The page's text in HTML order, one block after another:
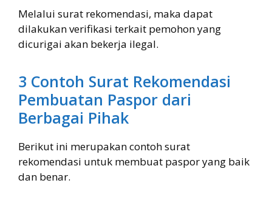
Melalui surat rekomendasi, maka dapat
dilakukan verifikasi terkait pemohon yang
dicurigai akan bekerja ilegal.
3 Contoh Surat Rekomendasi
Pembuatan Paspor dari
Berbagai Pihak
Berikut ini merupakan contoh surat
rekomendasi untuk membuat paspor yang baik
dan benar.